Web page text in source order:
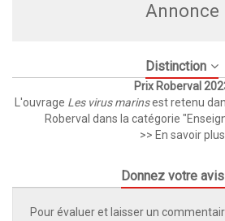
Annonce
Distinction
Prix Roberval
L'ouvrage Les virus marinsest retenu
Roberval dans la catégorie
>> En savoir plus
Donnez votre
Pour évaluer et laisser un